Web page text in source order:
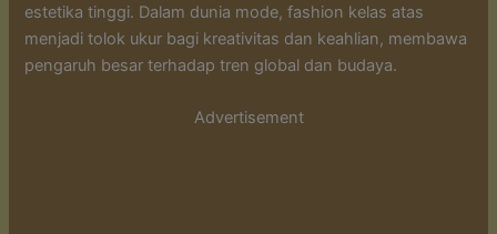
estetika tinggi. Dalam dunia mode, fashion kelas atas
menjadi tolok ukur bagi kreativitas dan keahlian, membawa
pengaruh besar terhadap tren global dan budaya.
Advertisement